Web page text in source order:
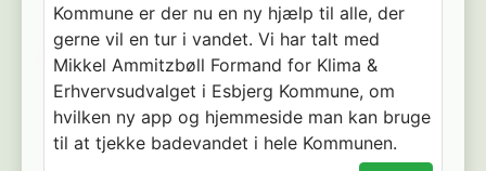
Kommune er der nu en ny hjælp til alle, der
gerne vil en tur i vandet. Vi har talt med
Mikkel Ammitzbøll Formand for Klima &
Erhvervsudvalget i Esbjerg Kommune, om
hvilken ny app og hjemmeside man kan bruge
til at tjekke badevandet i hele Kommunen.